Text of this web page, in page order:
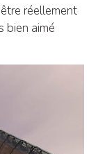
réellement
bien aimé